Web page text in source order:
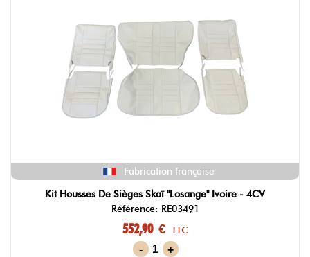
Fabrication française
Kit Housses De Sièges Skaï "losange" Ivoire - 4CV
Référence: RE03491
552,90 € TTC
-
+